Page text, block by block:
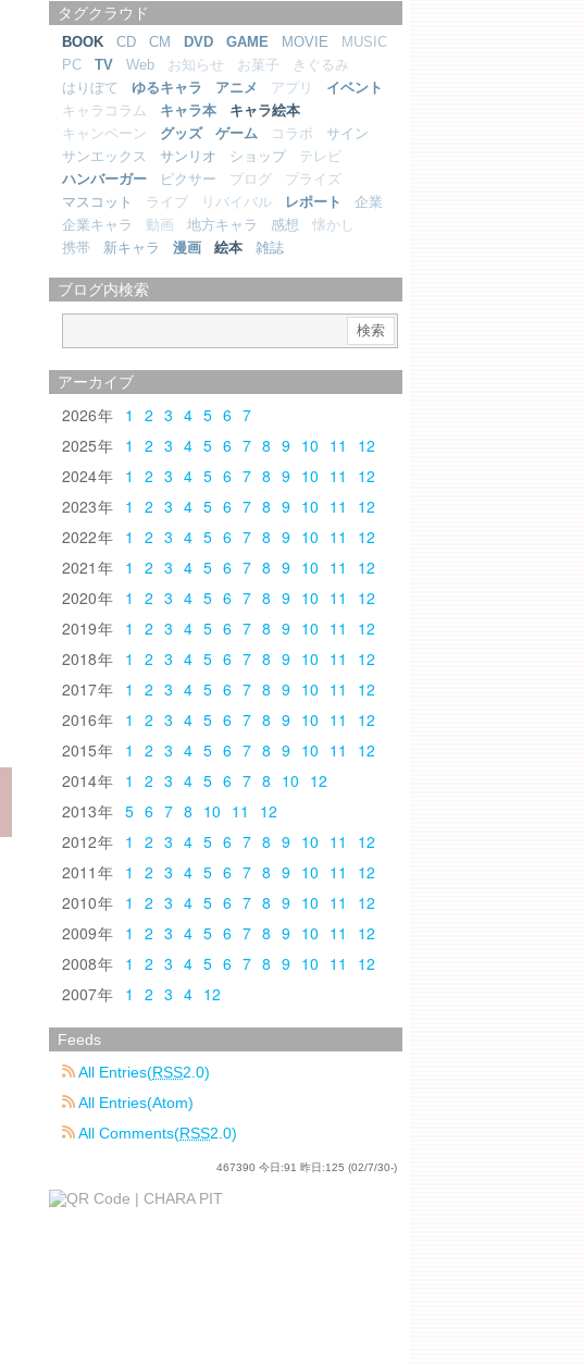
タグクラウド
BOOK CD CM DVD GAME MOVIE
MUSIC
PC
TV Web お知らせ お菓子
きぐるみ
はりぼて
ゆるキャラ アニメ アプリ
イベント
キャラコラム
キャラ本
キャラ絵本
キャンペーン
グッズ ゲーム コラボ
サイン
サンエックス
サンリオ ショップ
テレビ
ハンバーガー
ピクサー ブログ
プライズ
マスコット
ライブ リバイバル レポート
企業
企業キャラ
動画 地方キャラ 感想
懐かし
携帯
新キャラ 漫画 絵本 雑誌
ブログ内検索
アーカイブ
2026 1 2 3 4 5 6 7
2025
1 2 3 4 5 6 7 8 9 10 11
12
2024
1 2 3 4 5 6 7 8 9 10 11
12
2023
1 2 3 4 5 6 7 8 9 10 11
12
2022
1 2 3 4 5 6 7 8 9 10 11
12
2021
1 2 3 4 5 6 7 8 9 10 11
12
2020
1 2 3 4 5 6 7 8 9 10 11
12
2019
1 2 3 4 5 6 7 8 9 10 11
12
2018
1 2 3 4 5 6 7 8 9 10 11
12
2017
1 2 3 4 5 6 7 8 9 10 11
12
2016
1 2 3 4 5 6 7 8 9 10 11
12
2015
1 2 3 4 5 6 7 8 9 10 11
12
2014
1 2 3 4 5 6 7 8 10 12
2013
5 6 7 8 10 11
12
2012
1 2 3 4 5 6 7 8 9 10 11
12
2011
1 2 3 4 5 6 7 8 9 10 11
12
2010
1 2 3 4 5 6 7 8 9 10 11
12
2009
1 2 3 4 5 6 7 8 9 10 11
12
2008
1 2 3 4 5 6 7 8 9 10 11
12
2007
1 2 3 4 12
Feeds
All Entries(RSS2.0)
All Entries(Atom)
All Comments(RSS2.0)
467390 今日:91 昨日:125 (02/7/30-)